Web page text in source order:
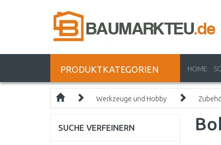
PRODUKTKATEGORIEN HOME
Werkzeuge und Hobby
SUCHE VERFEINERN